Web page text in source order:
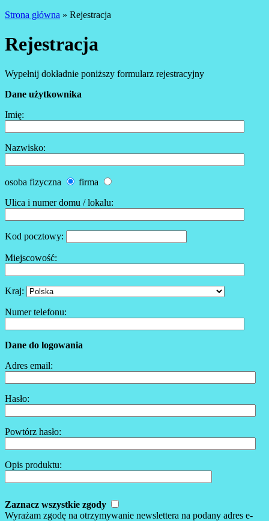
Strona główna » Rejestracja
Rejestracja
Wypełnij dokładnie poniższy formularz rejestracyjny
Dane użytkownika
Imię:
Nazwisko:
osoba fizyczna
firma
Ulica i numer domu / lokalu:
Kod pocztowy:
Miejscowość:
Kraj:
Numer telefonu:
Dane do logowania
Adres email:
Hasło:
Powtórz hasło:
Opis produktu:
Zaznacz wszystkie zgody
Wyrażam zgodę na otrzymywanie newslettera na podany adres e-